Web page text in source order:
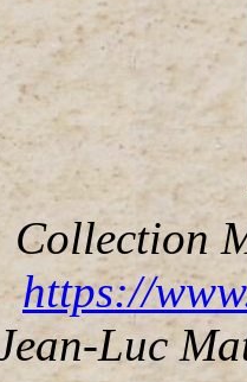
Collection
https://
Luc